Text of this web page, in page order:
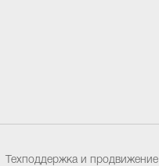
Техподдержка и продвижение